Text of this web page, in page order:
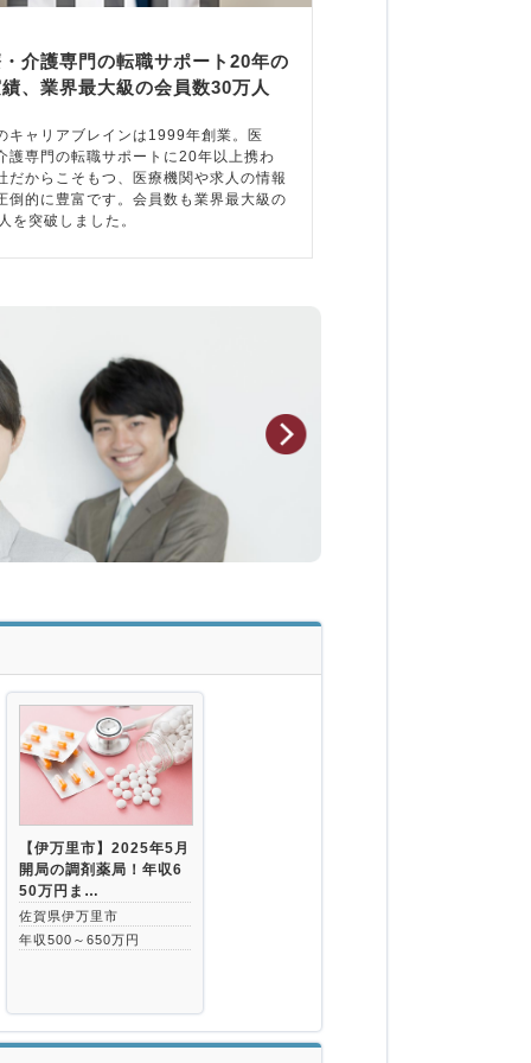
介護専門の転職サポート20年の
、業界最大級の会員数30万人
キャリアブレインは1999年創業。医
護専門の転職サポートに20年以上携わ
だからこそもつ、医療機関や求人の情報
倒的に豊富です。会員数も業界最大級の
を突破しました。
【伊万里市】2025年5月
開局の調剤薬局！年収6
50万円ま…
佐賀県伊万里市
年収500～650万円